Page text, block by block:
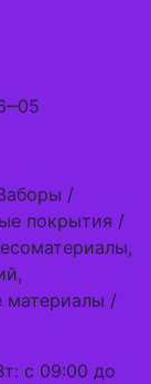
/
покрытия /
материалы /
с 09:00 до